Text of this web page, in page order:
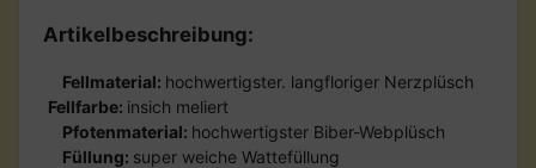
Artikelbeschreibung:
Fellmaterial: hochwertigster. langfloriger Nerzplüsch
Fellfarbe: insich meliert
Pfotenmaterial: hochwertigster Biber-Webplüsch
Füllung: super weiche Wattefüllung